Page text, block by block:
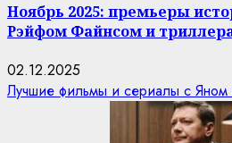
Ноябрь 2025: премьеры
Рэйфом Файнсом и
02.12.2025
Лучшие фильмы и сериалы с